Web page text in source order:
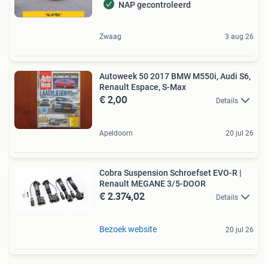
NAP gecontroleerd
Zwaag 3 aug 26
Autoweek 50 2017 BMW M550i, Audi S6,
Renault Espace, S-Max
€ 2,00 Details
Apeldoorn 20 jul 26
Cobra Suspension Schroefset EVO-R |
Renault MEGANE 3/5-DOOR
€ 2.374,02 Details
Bezoek website 20 jul 26